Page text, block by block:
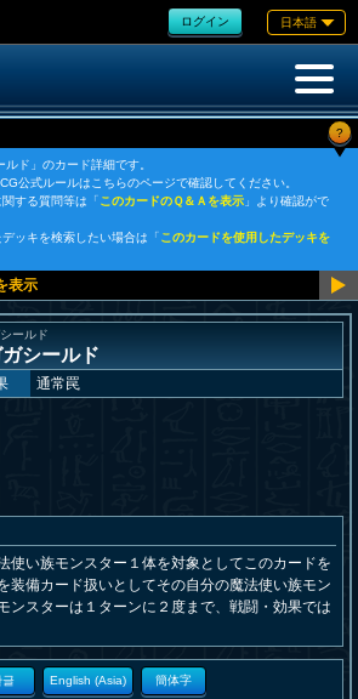
ログイン 日本語
?
ド」のカード詳細です。
公式ルールはこちらのページで確認してください。
関する質問等は「このカードのＱ＆Ａを表示 」より確認がで
ッキを検索したい場合は「このカードを使用したデッキを
ールド
シールド
通常罠
い族モンスター１体を対象としてこのカードを
装備カード扱いとしてその自分の魔法使い族モン
ンスターは１ターンに２度まで、戦闘・効果では
글 English (Asia) 簡体字